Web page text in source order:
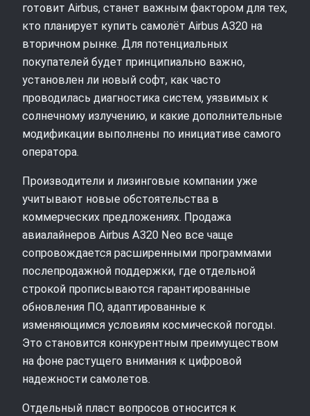
готовит Airbus, станет важным фактором для тех,
кто планирует купить самолёт Airbus A320 на
вторичном рынке. Для потенциальных
покупателей будет принципиально важно,
установлен ли новый софт, как часто
проводилась диагностика систем, уязвимых к
солнечному излучению, и какие дополнительные
модификации выполнены по инициативе самого
оператора.
Производители и лизинговые компании уже
учитывают новые обстоятельства в
коммерческих предложениях. Продажа
авиалайнеров Airbus A320 Neo все чаще
сопровождается расширенными программами
послепродажной поддержки, где отдельной
строкой прописываются гарантированные
обновления ПО, адаптированные к
изменяющимся условиям космической погоды.
Это становится конкурентным преимуществом
на фоне растущего внимания к цифровой
надежности самолетов.
Отдельный пласт вопросов относится к